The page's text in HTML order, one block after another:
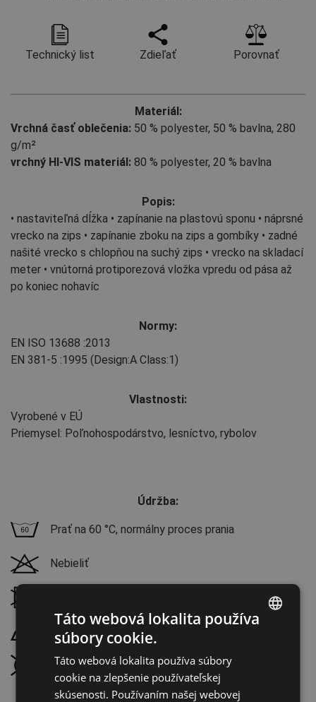
Technický list Zdieľať Porovnať
Materiál:
Vrchná časť oblečenia: 50 % polyester, 50 % bavlna, 280
g/m²
vrchný HI-VIS materiál: 80 % polyester, 20 % bavlna
Popis:
• nastaviteľná dĺžka • zapínanie na plastovú sponu • náprsné
vrecko na zips • zapínanie zboku na zips a gombíky • zadné
našité vrecko s chlopňou na suchý zips • vrecko na skladací
meter • vnútorná protiporezová vložka vpredu od pása až
po koniec nohavíc
Normy:
EN ISO 13688 :2013
EN 381-5 :1995 (Design:A Class:1)
Vlastnosti:
Vyrobené v EÚ
Priemysel: Poľnohospodárstvo, lesníctvo, rybolov
Údržba:
Prať na 60 °C, normálny proces prania
Nebieliť
Žehliť pri maximálnej teplote 100 °C
Chemické čistenie zakázané CZECH
Táto webová lokalita používa
súbory cookie.
Táto webová lokalita používa súbory
cookie na zlepšenie používateľskej
skúsenosti. Používaním našej webovej